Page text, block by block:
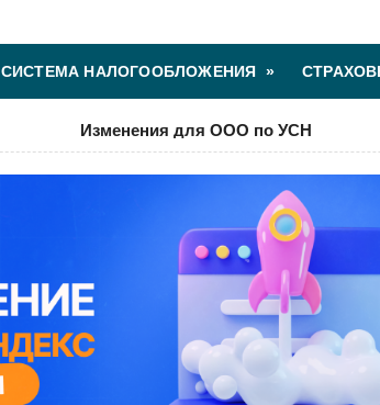
СИСТЕМА НАЛОГООБЛОЖЕНИЯ »
Изменения для ООО по УСН